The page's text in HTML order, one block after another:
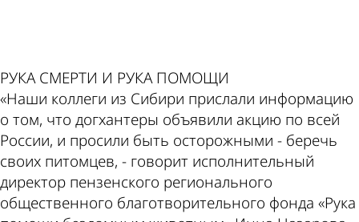
РУКА СМЕРТИ И РУКА ПОМОЩИ
«Наши коллеги из Сибири прислали информацию
о том, что догхантеры объявили акцию по всей
России, и просили быть осторожными - беречь
своих питомцев, - говорит исполнительный
директор пензенского регионального
общественного благотворительного фонда «Рука
теме